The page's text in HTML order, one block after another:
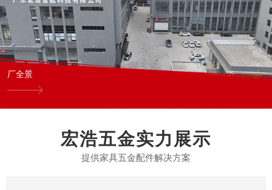
厂全景
宏浩五金实力展示
提供家具五金配件解决方案